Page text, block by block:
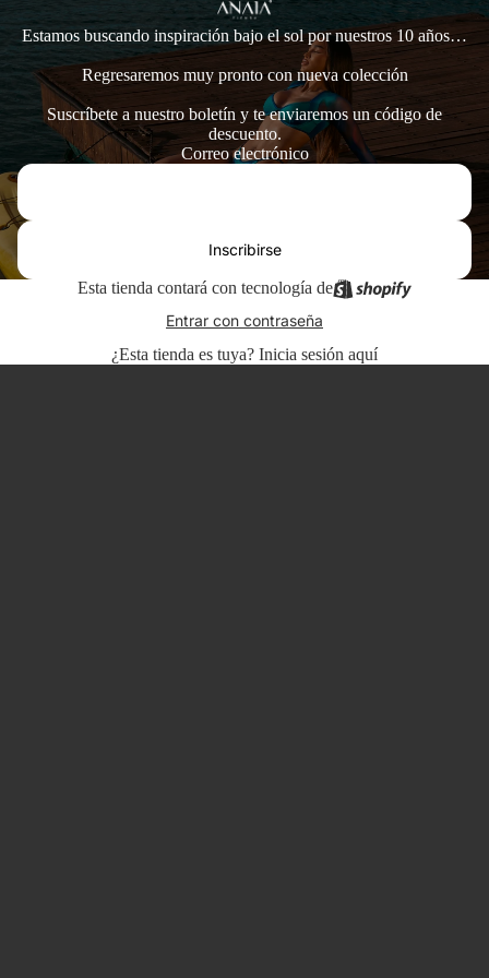
Estamos buscando inspiración bajo el sol por nuestros 10 años…
Regresaremos muy pronto con nueva colección
Suscríbete a nuestro boletín y te enviaremos un código de
descuento.
Correo electrónico
Inscribirse
Esta tienda contará con tecnología de
Entrar con contraseña
¿Esta tienda es tuya? Inicia sesión aquí